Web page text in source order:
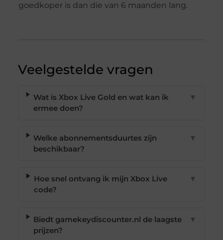
goedkoper is dan die van 6 maanden lang.
Veelgestelde vragen
Wat is Xbox Live Gold en wat kan ik
ermee doen?
▼
Welke abonnementsduurtes zijn
beschikbaar?
▼
Hoe snel ontvang ik mijn Xbox Live
code?
▼
Biedt gamekeydiscounter.nl de laagste
prijzen?
▼